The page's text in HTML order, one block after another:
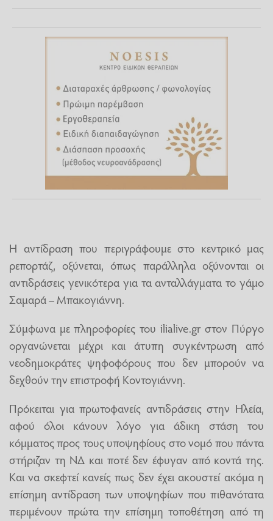
Η αντίδραση που περιγράφουμε στο κεντρικό μας
ρεπορτάζ, οξύνεται, όπως παράλληλα οξύνονται οι
αντιδράσεις γενικότερα για τα ανταλλάγματα το γάμο
Σαμαρά – Μπακογιάννη.
Σύμφωνα με πληροφορίες του ilialive.gr στον Πύργο
οργανώνεται μέχρι και άτυπη συγκέντρωση από
νεοδημοκράτες ψηφοφόρους που δεν μπορούν να
δεχθούν την επιστροφή Κοντογιάννη.
Πρόκειται για πρωτοφανείς αντιδράσεις στην Ηλεία,
αφού όλοι κάνουν λόγο για άδικη στάση του
κόμματος προς τους υποψηφίους στο νομό που πάντα
στήριζαν τη ΝΔ και ποτέ δεν έφυγαν από κοντά της.
Και να σκεφτεί κανείς πως δεν έχει ακουστεί ακόμα η
επίσημη αντίδραση των υποψηφίων που πιθανότατα
περιμένουν πρώτα την επίσημη τοποθέτηση από τη